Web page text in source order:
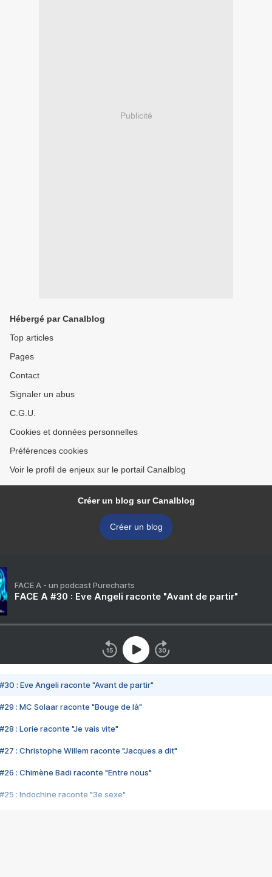
Publicité
Hébergé par Canalblog
Top articles
Pages
Contact
Signaler un abus
C.G.U.
Cookies et données personnelles
Préférences cookies
Voir le profil de enjeux sur le portail Canalblog
Créer un blog sur Canalblog
Créer un blog
FACE A - un podcast Purecharts
FACE A #30 : Eve Angeli raconte "Avant de partir"
#30 : Eve Angeli raconte "Avant de partir"
#29 : MC Solaar raconte "Bouge de là"
#28 : Lorie raconte "Je vais vite"
#27 : Christophe Willem raconte "Jacques a dit"
#26 : Chimène Badi raconte "Entre nous"
#25 : Indochine raconte "3e sexe"